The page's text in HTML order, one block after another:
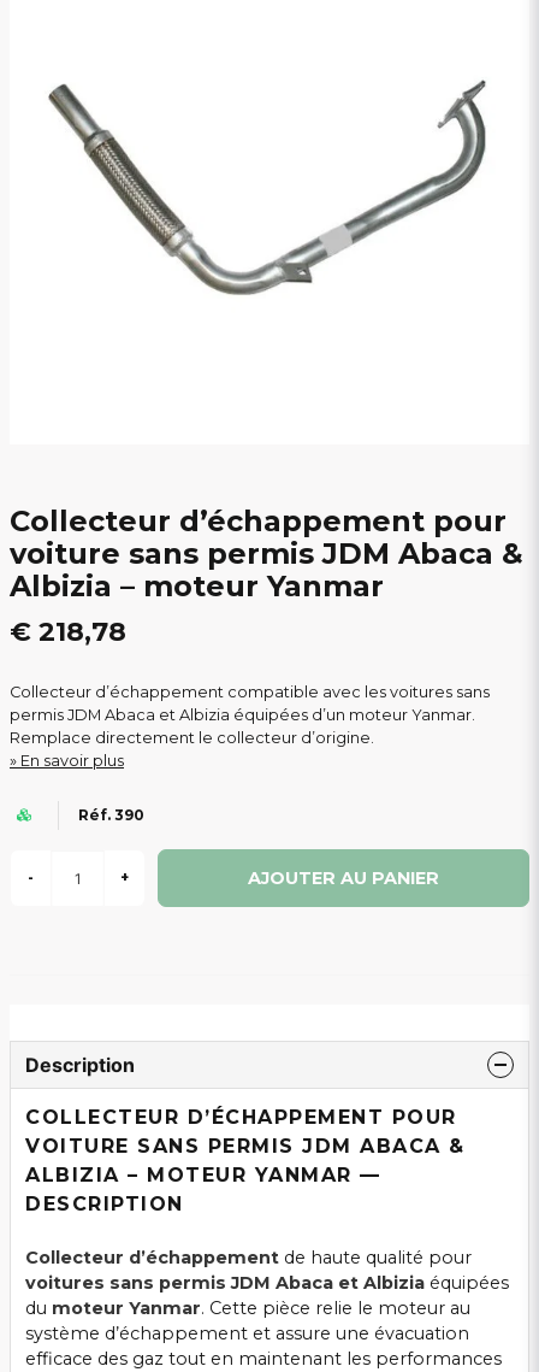
Collecteur d’échappement pour
voiture sans permis JDM Abaca &
Albizia – moteur Yanmar
€ 218,78
Collecteur d’échappement compatible avec les voitures sans
permis JDM Abaca et Albizia équipées d’un moteur Yanmar.
Remplace directement le collecteur d’origine.
En savoir plus
Réf. 390
- + AJOUTER AU PANIER
Description
COLLECTEUR D’ÉCHAPPEMENT POUR
VOITURE SANS PERMIS JDM ABACA &
ALBIZIA – MOTEUR YANMAR —
DESCRIPTION
Collecteur d’échappement de haute qualité pour
voitures sans permis JDM Abaca et Albizia équipées
du moteur Yanmar. Cette pièce relie le moteur au
système d’échappement et assure une évacuation
efficace des gaz tout en maintenant les performances